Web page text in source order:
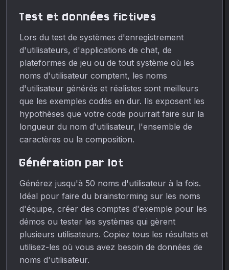
Test et données fictives
Lors du test de systèmes d'enregistrement
d'utilisateurs, d'applications de chat, de
plateformes de jeu ou de tout système où les
noms d'utilisateur comptent, les noms
d'utilisateur générés et réalistes sont meilleurs
que les exemples codés en dur. Ils exposent les
hypothèses que votre code pourrait faire sur la
longueur du nom d'utilisateur, l'ensemble de
caractères ou la composition.
Génération par lot
Générez jusqu'à 50 noms d'utilisateur à la fois.
Idéal pour faire du brainstorming sur les noms
d'équipe, créer des comptes d'exemple pour les
démos ou tester les systèmes qui gèrent
plusieurs utilisateurs. Copiez tous les résultats et
utilisez-les où vous avez besoin de données de
noms d'utilisateur.